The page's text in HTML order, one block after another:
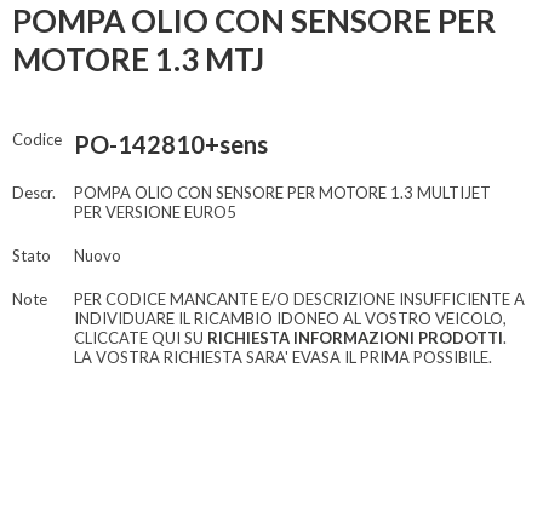
POMPA OLIO CON SENSORE PER
MOTORE 1.3 MTJ
Codice PO-142810+sens
Descr.
POMPA OLIO CON SENSORE PER MOTORE 1.3 MULTIJET
PER VERSIONE EURO5
Stato Nuovo
Note
PER CODICE MANCANTE E/O DESCRIZIONE INSUFFICIENTE A
INDIVIDUARE IL RICAMBIO IDONEO AL VOSTRO VEICOLO,
CLICCATE QUI SU RICHIESTA INFORMAZIONI PRODOTTI.
LA VOSTRA RICHIESTA SARA' EVASA IL PRIMA POSSIBILE.